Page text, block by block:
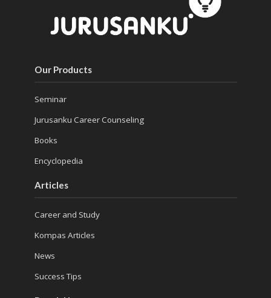
Our Products
Seminar
Jurusanku Career Counseling
Books
Encyclopedia
Articles
Career and Study
Kompas Articles
News
Success Tips